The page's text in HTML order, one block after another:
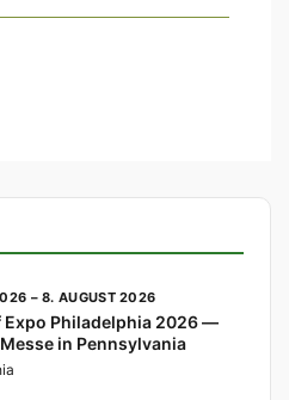
– 8. AUGUST 2026
Expo Philadelphia 2026 —
in Pennsylvania